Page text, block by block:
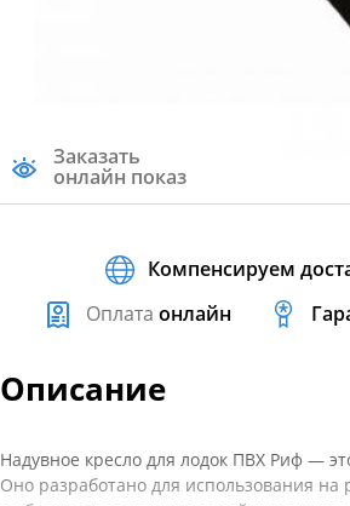
Заказать
онлайн показ
Компенсируем
Оплата онлайн
Описание
Надувное кресло для лодок ПВХ Риф —
Оно разработано для использования на